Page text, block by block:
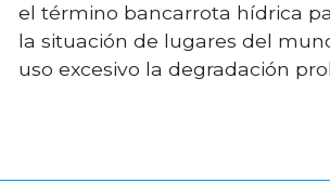
el término bancarrota hídrica
la situación de lugares del
uso excesivo la degradación